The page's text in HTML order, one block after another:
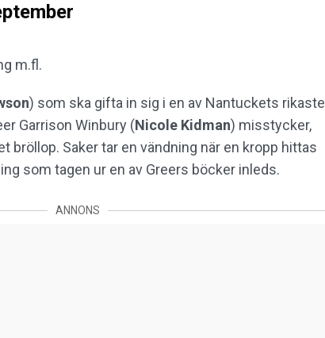
m.fl.
) som ska gifta in sig i en av Nantuckets rikaste
Garrison Winbury (Nicole Kidman) misstycker,
bröllop. Saker tar en vändning när en kropp hittas
som tagen ur en av Greers böcker inleds.
ANNONS